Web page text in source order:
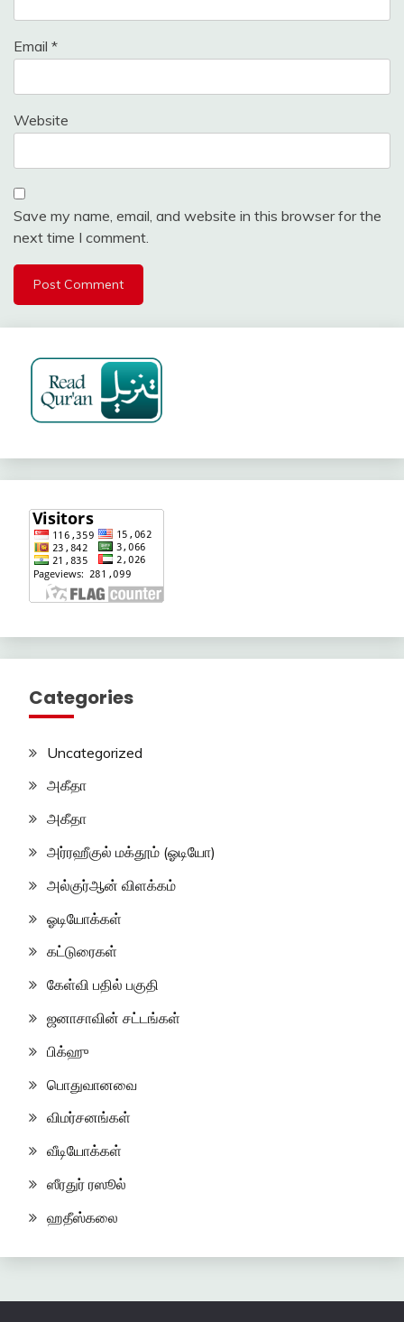
Email *
Website
Save my name, email, and website in this browser for the
next time I comment.
Categories
Uncategorized
அகீதா
அகீதா
அர்ரஹீகுல் மக்தூம் (ஓடியோ)
அல்குர்ஆன் விளக்கம்
ஓடியோக்கள்
கட்டுரைகள்
கேள்வி பதில் பகுதி
ஜனாசாவின் சட்டங்கள்
பிக்ஹு
பொதுவானவை
விமர்சனங்கள்
வீடியோக்கள்
ஸீரதுர் ரஸூல்
ஹதீஸ்கலை